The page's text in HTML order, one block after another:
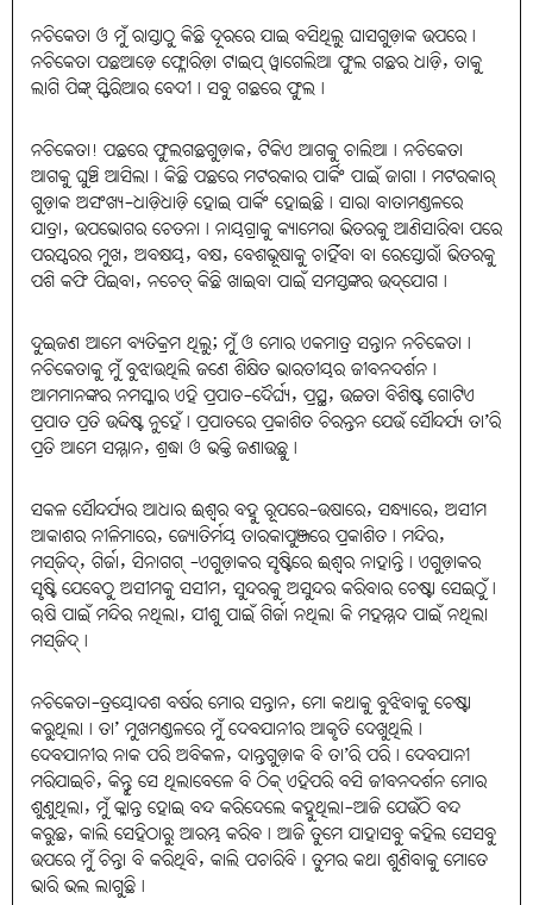
ନଚିକେତା ଓ ମୁଁ ରାସ୍ତାଠୁ କିଛି ଦୂରରେ ଯାଇ ବସିଥିଲୁ ଘାସଗୁଡ଼ାକ ଉପରେ।
ନଚିକେତା ପଛଆଡ଼େ ଫ୍ଳୋରିଡ଼ା ଟାଇପ୍‌ ୱାଗେଲିଆ ଫୁଲ ଗଛର ଧାଡ଼ି, ତାକୁ
ଲାଗି ପିଙ୍କ୍‌ ସ୍ଫିରିଆର ବେଦୀ। ସବୁ ଗଛରେ ଫୁଲ।
ନଚିକେତା! ପଛରେ ଫୁଲଗଛଗୁଡ଼ାକ, ଟିକିଏ ଆଗକୁ ଚାଲିଆ। ନଚିକେତା
ଆଗକୁ ଘୁଞ୍ଚି ଆସିଲା। କିଛି ପଛରେ ମଟରକାର ପାର୍କିଂ ପାଇଁ ଜାଗା। ମଟରକାର୍‌
ଗୁଡ଼ାକ ଅସଂଖ୍ୟ-ଧାଡ଼ିଧାଡ଼ି ହୋଇ ପାର୍କିଂ ହୋଇଛି। ସାରା ବାତାମଣ୍ଡଳରେ
ଯାତ୍ରା, ଉପଭୋଗର ଚେତନା। ନାୟଗ୍ରାକୁ କ୍ୟାମେରା ଭିତରକୁ ଆଣିସାରିବା ପରେ
ପରସ୍ପରର ମୁଖ, ଅବକ୍ଷୟ, ବକ୍ଷ, ବେଶଭୂଷାକୁ ଚାହିଁବା ବା ରେସ୍ତୋରାଁ ଭିତରକୁ
ପଶି କଫି ପିଇବା, ନଚେତ୍‌ କିଛି ଖାଇବା ପାଇଁ ସମସ୍ତଙ୍କର ଉଦ୍‌ଯୋଗ।
ଦୁଇଜଣ ଆମେ ବ୍ୟତିକ୍ରମ ଥିଲୁ; ମୁଁ ଓ ମୋର ଏକମାତ୍ର ସନ୍ତାନ ନଚିକେତା।
ନଚିକେତାକୁ ମୁଁ ବୁଝାଉଥିଲି ଜଣେ ଶିକ୍ଷିତ ଭାରତୀୟର ଜୀବନଦର୍ଶନ।
ଆମମାନଙ୍କର ନମସ୍କାର ଏହି ପ୍ରପାତ-ଦୈର୍ଘ୍ୟ, ପ୍ରସ୍ଥ, ଉଚ୍ଚତା ବିଶିଷ୍ଟ ଗୋଟିଏ
ପ୍ରପାତ ପ୍ରତି ଉଦ୍ଦିଷ୍ଟ ନୁହେଁ। ପ୍ରପାତରେ ପ୍ରକାଶିତ ଚିରନ୍ତନ ଯେଉଁ ସୌନ୍ଦର୍ଯ୍ୟ ତା’ରି
ପ୍ରତି ଆମେ ସମ୍ମାନ, ଶ୍ରଦ୍ଧା ଓ ଭକ୍ତି ଜଣାଉଛୁ।
ସକଳ ସୌନ୍ଦର୍ଯ୍ୟର ଆଧାର ଈଶ୍ୱର ବହୁ ରୂପରେ-ଉଷାରେ, ସନ୍ଧ୍ୟାରେ, ଅସୀମ
ଆକାଶର ନୀଳିମାରେ, ଜ୍ୟୋତିର୍ମୟ ତାରକାପୁଞ୍ଜରେ ପ୍ରକାଶିତ। ମନ୍ଦିର,
ମସ୍‌ଜିଦ୍‌, ଗିର୍ଜା, ସିନାଗଗ୍‌ -ଏଗୁଡ଼ାକର ସୃଷ୍ଟିରେ ଈଶ୍ୱର ନାହାନ୍ତି। ଏଗୁଡ଼ାକର
ସୃଷ୍ଟି ଯେବେଠୁ ଅସୀମକୁ ସସୀମ, ସୁନ୍ଦରକୁ ଅସୁନ୍ଦର କରିବାର ଚେଷ୍ଟା ସେଇଠୁଁ।
ଋଷି ପାଇଁ ମନ୍ଦିର ନଥିଲା, ଯୀଶୁ ପାଇଁ ଗିର୍ଜା ନଥିଲା କି ମହମ୍ମଦ ପାଇଁ ନଥିଲା
ମସ୍‌ଜିଦ୍‌।
ନଚିକେତା-ତ୍ରୟୋଦଶ ବର୍ଷର ମୋର ସନ୍ତାନ, ମୋ କଥାକୁ ବୁଝିବାକୁ ଚେଷ୍ଟା
କରୁଥିଲା। ତା’ ମୁଖମଣ୍ଡଳରେ ମୁଁ ଦେବଯାନୀର ଆକୃତି ଦେଖୁଥିଲି।
ଦେବଯାନୀର ନାକ ପରି ଅବିକଳ, ଦାନ୍ତଗୁଡ଼ାକ ବି ତା’ରି ପରି। ଦେବଯାନୀ
ମରିଯାଇଚି, କିନ୍ତୁ ସେ ଥିଲାବେଳେ ବି ଠିକ୍‌ ଏହିପରି ବସି ଜୀବନଦର୍ଶନ ମୋର
ଶୁଣୁଥିଲା, ମୁଁ କ୍ଳାନ୍ତ ହୋଇ ବନ୍ଦ କରିଦେଲେ କହୁଥିଲା-ଆଜି ଯେଉଁଠି ବନ୍ଦ
କରୁଛ, କାଲି ସେହିଠାରୁ ଆରମ୍ଭ କରିବ। ଆଜି ତୁମେ ଯାହାସବୁ କହିଲ ସେସବୁ
ଉପରେ ମୁଁ ଚିନ୍ତା ବି କରିଥିବି, କାଲି ପଚାରିବି। ତୁମର କଥା ଶୁଣିବାକୁ ମୋତେ
ଭାରି ଭଲ ଲାଗୁଛି।